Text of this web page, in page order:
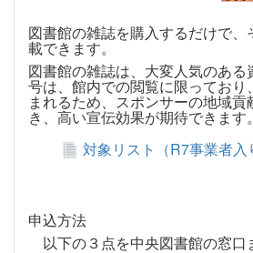
図書館の雑誌を購入するだけで、
載できます。
図書館の雑誌は、大変人気のあ
号は、館内での閲覧に限ってお
まれるため、スポンサーの地域
き、高い宣伝効果が期待できます。
対象リスト（R7事業者入
申込方法
以下の３点を中央図書館の窓口